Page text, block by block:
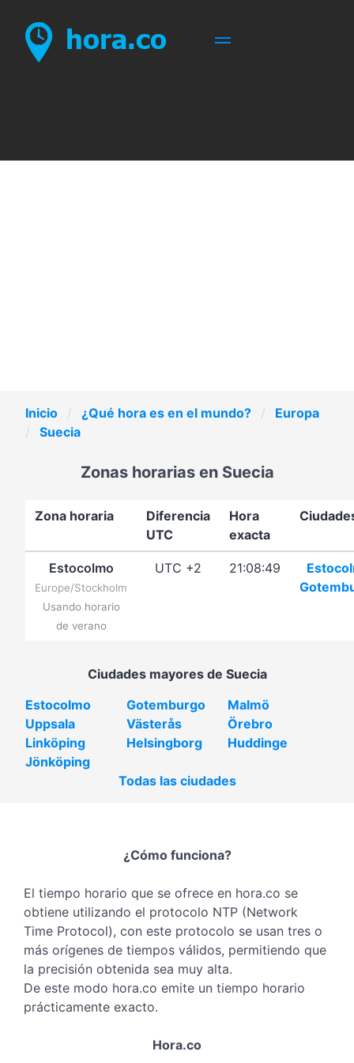
Inicio ¿Qué hora es en el mundo?
Europa
Suecia
Zonas horarias en Suecia
Zona horaria
Diferencia
UTC
Hora
exacta
Estocolmo
Europe/Stockholm
Usando horario
de verano
UTC +2 21:08:49
Ciudades mayores de Suecia
Estocolmo
Gotemburgo
Malmö
Uppsala
Västerås
Örebro
Linköping
Helsingborg
Huddinge
Jönköping
Todas las ciudades
¿Cómo funciona?
El tiempo horario que se ofrece en hora.co se
obtiene utilizando el protocolo NTP (Network
Time Protocol), con este protocolo se usan tres o
más orígenes de tiempos válidos, permitiendo que
la precisión obtenida sea muy alta.
De este modo hora.co emite un tiempo horario
prácticamente exacto.
Hora.co